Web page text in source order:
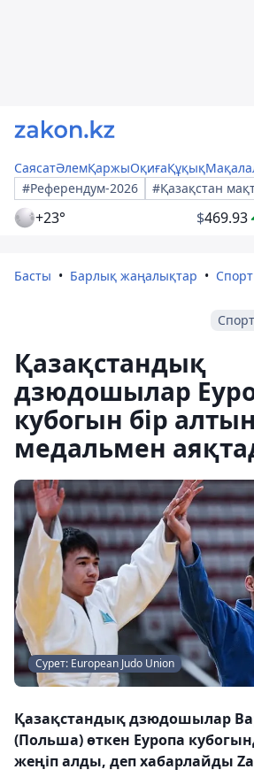
СаясатӘлемҚаржыОқиғаҚұқық
#Референдум-2026
#Қазақстан
+23° $469.93
Басты Барлық жаңалықтар
Спорт
Қазақстандық
дзюдошылар
кубогын бір алтын
медальмен
Сурет: European Judo Union
Қазақстандық дзюдошылар
(Польша) өткен Еуропа
жеңіп алды, деп хабарлайды